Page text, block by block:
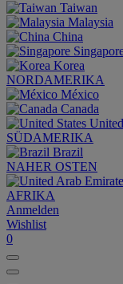
Taiwan
Malaysia
China
Korea
NORDAMERIKA
México
Canada
SÜDAMERIKA
Brazil
NAHER OSTEN
AFRIKA
Anmelden
Wishlist
0